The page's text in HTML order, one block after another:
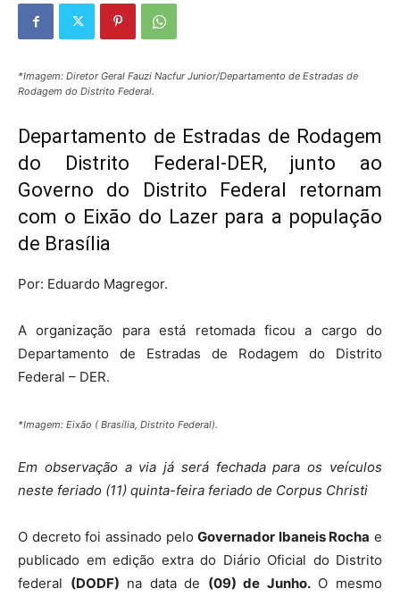
*Imagem: Diretor Geral Fauzi Nacfur Junior/Departamento de Estradas de
Rodagem do Distrito Federal.
Departamento de Estradas de Rodagem
do Distrito Federal-DER, junto ao
Governo do Distrito Federal retornam
com o Eixão do Lazer para a população
de Brasília
Por: Eduardo Magregor.
A organização para está retomada ficou a cargo do
Departamento de Estradas de Rodagem do Distrito
Federal – DER.
*Imagem: Eixão ( Brasília, Distrito Federal).
Em observação a via já será fechada para os veículos
neste feriado (11) quinta-feira feriado de Corpus Christi
O decreto foi assinado peloGovernador Ibaneis Rocha e
publicado em edição extra do Diário Oficial do Distrito
federal (DODF) na data de (09) de Junho.O mesmo